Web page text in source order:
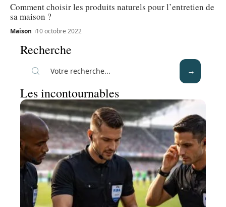
Comment choisir les produits naturels pour l’entretien de
sa maison ?
Maison 10 octobre 2022
Recherche
Les incontournables